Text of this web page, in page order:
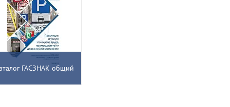
ГАСЗНАК общий